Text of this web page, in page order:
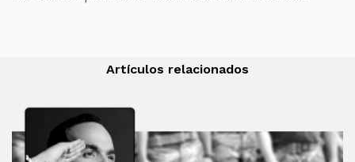
Artículos relacionados